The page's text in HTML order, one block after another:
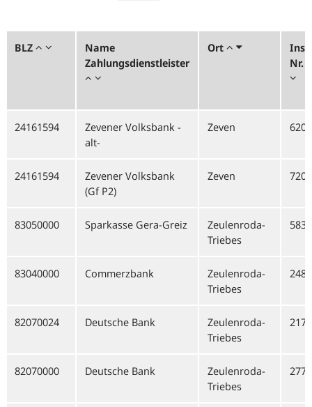
BLZ
Name
Zahlungsdienstleister
Ort
Nr.
24161594
Zevener Volksbank -
alt-
Zeven
24161594
Zevener Volksbank
(Gf P2)
Zeven
83050000 Sparkasse Gera-Greiz
Zeulenroda-
Triebes
83040000 Commerzbank
Zeulenroda-
Triebes
82070024 Deutsche Bank
Zeulenroda-
Triebes
82070000 Deutsche Bank
Zeulenroda-
Triebes